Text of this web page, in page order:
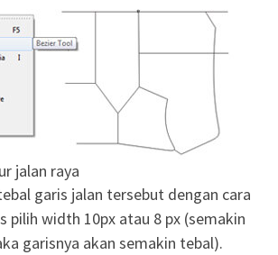
jalan raya
garis jalan tersebut dengan cara
pilih width 10px atau 8 px (semakin
garisnya akan semakin tebal).